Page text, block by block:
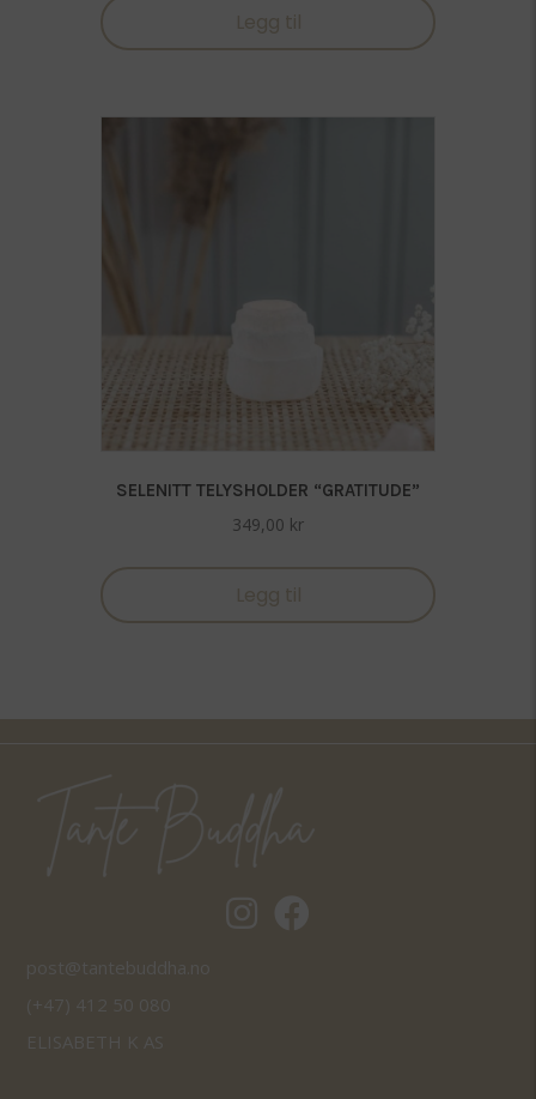
Legg til
SELENITT TELYSHOLDER “GRATITUDE”
349,00 kr
Legg til
Tantebuddha.no instagram
Tantebuddha.no facebook
post@tantebuddha.no
(+47) 412 50 080
ELISABETH K AS